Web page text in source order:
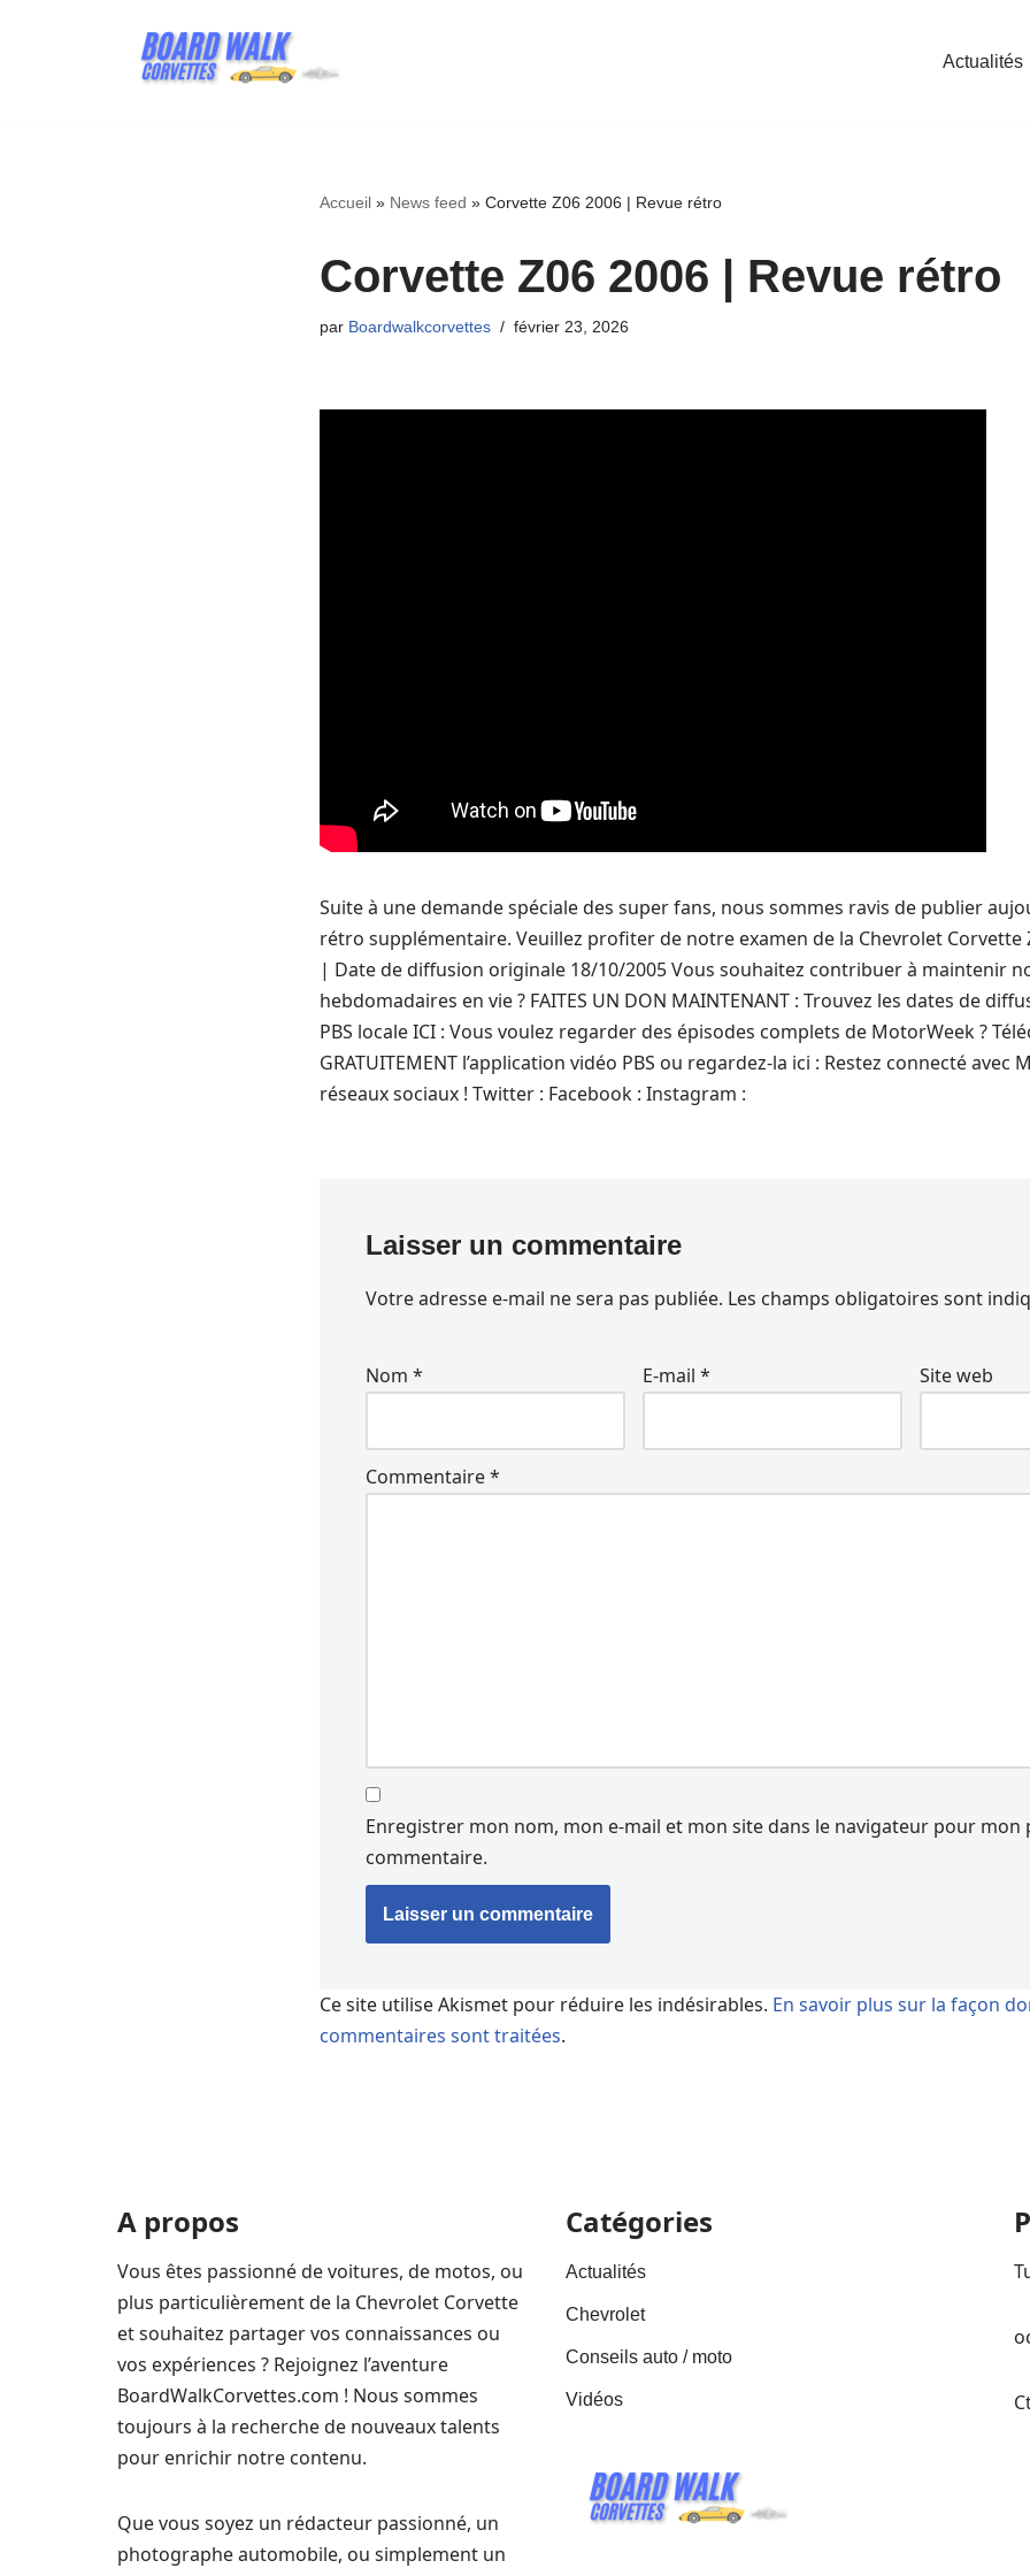
Actualités
Accueil» News feed » Corvette Z06 2006 | Revue rétro
Corvette Z06 2006 | Revue rétro
par Boardwalkcorvettes février 23, 2026
Suite à une demande spéciale des super fans, nous sommes ravis de publier
rétro supplémentaire. Veuillez profiter de notre examen de la Chevrolet Corvette
| Date de diffusion originale 18/10/2005 Vous souhaitez contribuer à maintenir
hebdomadaires en vie ? FAITES UN DON MAINTENANT : Trouvez les dates de
PBS locale ICI : Vous voulez regarder des épisodes complets de MotorWeek ?
GRATUITEMENT l’application vidéo PBS ou regardez-la ici : Restez connecté avec
réseaux sociaux ! Twitter : Facebook : Instagram :
Laisser un commentaire
Votre adresse e-mail ne sera pas publiée. Les champs obligatoires sont
Nom * E-mail * Site web
Commentaire*
Enregistrer mon nom, mon e-mail et mon site dans le navigateur pour mon
commentaire.
Ce site utilise Akismet pour réduire les indésirables. En savoir plus sur la façon
commentaires sont traitées.
A propos
Vous êtes passionné de voitures, de motos, ou
plus particulièrement de la Chevrolet Corvette
et souhaitez partager vos connaissances ou
vos expériences ? Rejoignez l’aventure
BoardWalkCorvettes.com ! Nous sommes
toujours à la recherche de nouveaux talents
pour enrichir notre contenu.
Que vous soyez un rédacteur passionné, un
photographe automobile, ou simplement un
Catégories
Actualités
Chevrolet
Conseils auto / moto
Vidéos